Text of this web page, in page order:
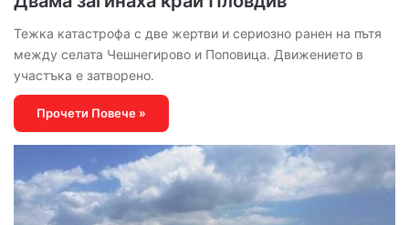
Тежка катастрофа с две жертви и сериозно ранен на пътя
между селата Чешнегирово и Поповица. Движението в
участъка е затворено.
Прочети Повече »